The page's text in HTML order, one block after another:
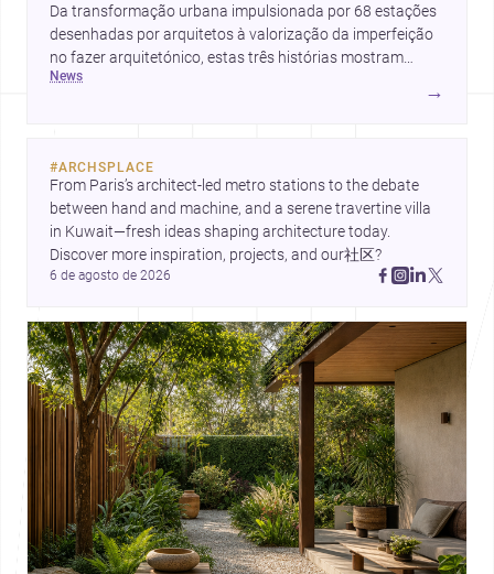
Da transformação urbana impulsionada por 68 estações
desenhadas por arquitetos à valorização da imperfeição
no fazer arquitetónico, estas três histórias mostram
como a disciplina continua a reinventar cidades, materiais
contemporânea.
news
→
#ARCHSPLACE
From Paris’s architect-led metro stations to the debate
between hand and machine, and a serene travertine villa
in Kuwait—fresh ideas shaping architecture today.
Discover more inspiration, projects, and our社区?
6 de agosto de 2026